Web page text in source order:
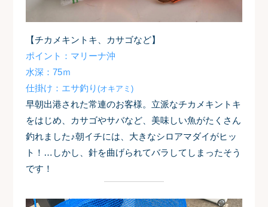
【チカメキントキ、カサゴなど】
ポイント：マリーナ沖
水深：75ｍ
仕掛け：エサ釣り (オキアミ)
早朝出港された常連のお客様。立派なチカメキントキ
をはじめ、カサゴやサバなど、美味しい魚がたくさん
釣れました♪朝イチには、大きなシロアマダイがヒッ
ト！…しかし、針を曲げられてバラしてしまったそう
です！